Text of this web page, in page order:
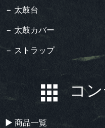
− 太鼓台
− 太鼓カバー
− ストラップ
コ
▶︎ 商品一覧